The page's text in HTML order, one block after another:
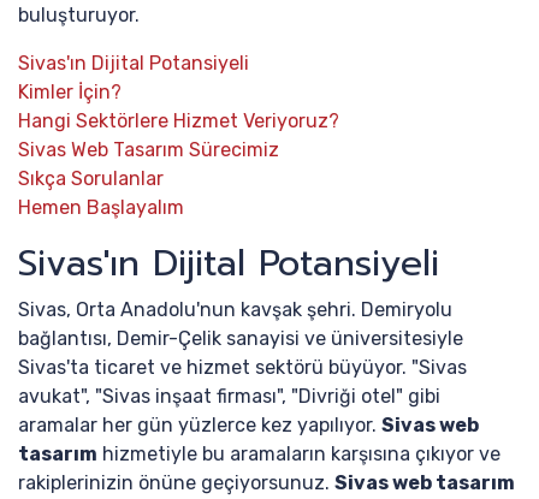
buluşturuyor.
Sivas'ın Dijital Potansiyeli
Kimler İçin?
Hangi Sektörlere Hizmet Veriyoruz?
Sivas Web Tasarım Sürecimiz
Sıkça Sorulanlar
Hemen Başlayalım
Sivas'ın Dijital Potansiyeli
Sivas, Orta Anadolu'nun kavşak şehri. Demiryolu
bağlantısı, Demir-Çelik sanayisi ve üniversitesiyle
Sivas'ta ticaret ve hizmet sektörü büyüyor. "Sivas
avukat", "Sivas inşaat firması", "Divriği otel" gibi
aramalar her gün yüzlerce kez yapılıyor. Sivas web
tasarım hizmetiyle bu aramaların karşısına çıkıyor ve
rakiplerinizin önüne geçiyorsunuz. Sivas web tasarım